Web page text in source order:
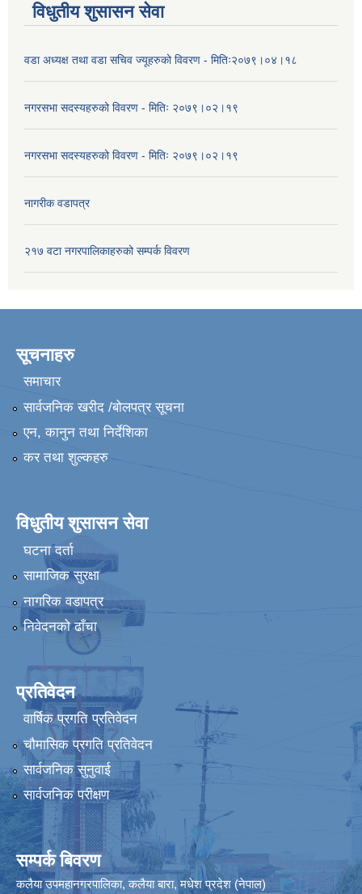
विधुतीय शुसासन सेवा
वडा अध्यक्ष तथा वडा सचिव ज्यूहरुको विवरण - मितिः२०७९।०४।१८
नगरसभा सदस्यहरुको विवरण - मितिः २०७९।०२।१९
नगरसभा सदस्यहरुको विवरण - मितिः २०७९।०२।१९
नागरीक वडापत्र
२१७ वटा नगरपालिकाहरुको सम्पर्क विवरण
सूचनाहरु
समाचार
सार्वजनिक खरीद /बोलपत्र सूचना
एन, कानुन तथा निर्देशिका
कर तथा शुल्कहरु
विधुतीय शुसासन सेवा
घटना दर्ता
सामाजिक सुरक्षा
नागरिक वडापत्र
निवेदनको ढाँचा
प्रतिवेदन
वार्षिक प्रगति प्रतिवेदन
चौमासिक प्रगति प्रतिवेदन
सार्वजनिक सुनुवाई
सार्वजनिक परीक्षण
सम्पर्क बिवरण
कलैया उपमहानगरपालिका, कलैया बारा, मधेश प्रदेश (नेपाल)